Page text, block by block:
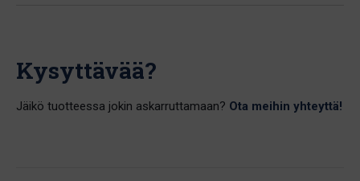
Kysyttävää?
Jäikö tuotteessa jokin askarruttamaan? Ota meihin yhteyttä!